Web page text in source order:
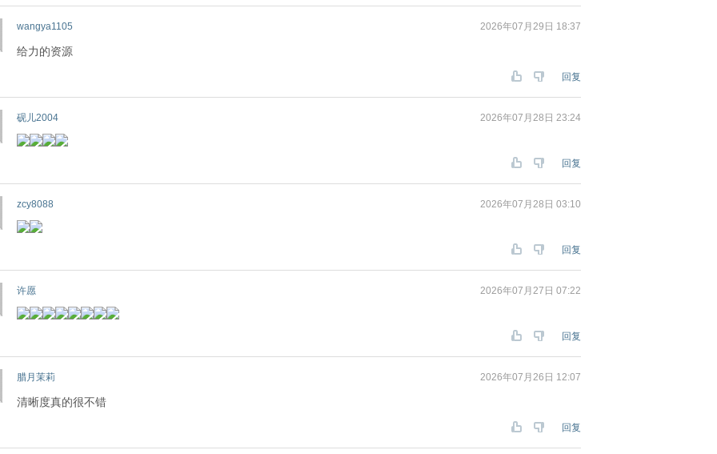
wangya1105 2026年07月29日 18:37
给力的资源
回复
砚儿2004 2026年07月28日 23:24
回复
zcy8088 2026年07月28日 03:10
回复
许愿 2026年07月27日 07:22
回复
腊月茉莉 2026年07月26日 12:07
清晰度真的很不错
回复